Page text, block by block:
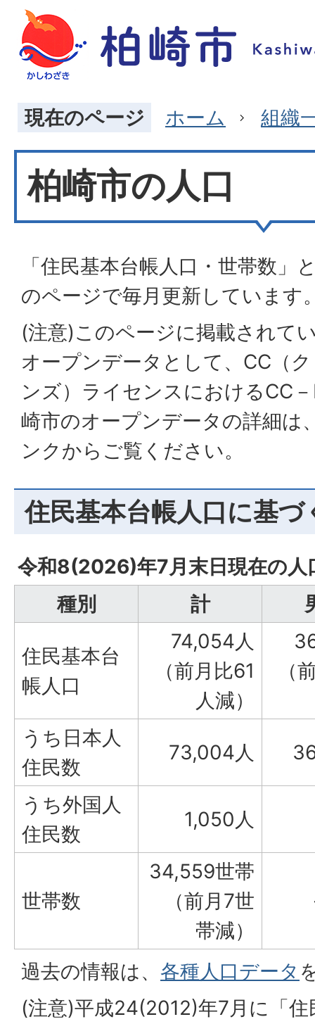
現在のページ ホーム 組織
柏崎市の人口
「住民基本台帳人口・世帯数」
のページで毎月更新しています
(注意)このページに掲載されて
オープンデータとして、CC（
ンズ）ライセンスにおけるCC
崎市のオープンデータの詳細は
ンクからご覧ください。
住民基本台帳人口に基づ
令和8(2026)年7月末日現在の人
種別
計
住民基本台
帳人口
74,054人
（前月比61
人減）
（
うち日本人
住民数
73,004人
うち外国人
住民数
1,050人
世帯数
34,559世帯
（前月7世
帯減）
過去の情報は、 各種人口データ
(注意)平成24(2012)年7月に「